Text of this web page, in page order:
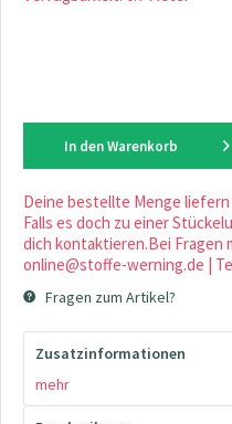
In den Warenkorb
Deine bestellte Menge liefern
Falls es doch zu einer
dich kontaktieren.Bei Fragen
online@stoffe-werning.de |
Fragen zum Artikel?
Zusatzinformationen
mehr